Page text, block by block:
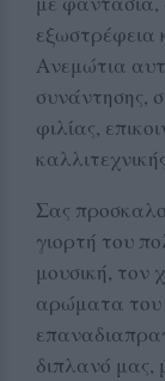
εξωστρέφεια
Ανεμώτια
συνάντησης,
φιλίας,
Σας
γιορτή του
μουσική, τον
αρώματα του
διπλανό μας,